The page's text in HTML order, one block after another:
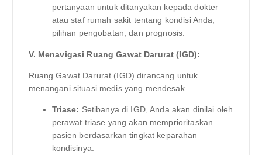
pertanyaan untuk ditanyakan kepada dokter
atau staf rumah sakit tentang kondisi Anda,
pilihan pengobatan, dan prognosis.
V. Menavigasi Ruang Gawat Darurat (IGD):
Ruang Gawat Darurat (IGD) dirancang untuk
menangani situasi medis yang mendesak.
Triase: Setibanya di IGD, Anda akan dinilai oleh
perawat triase yang akan memprioritaskan
pasien berdasarkan tingkat keparahan
kondisinya.